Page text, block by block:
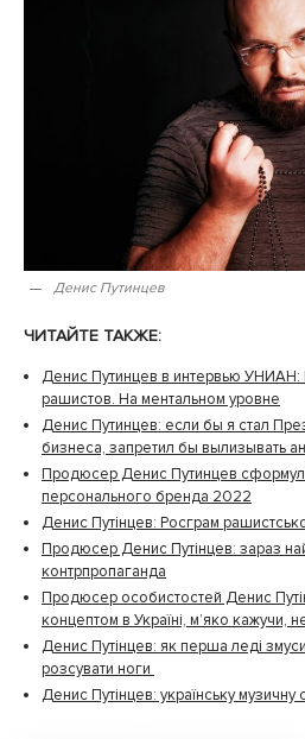
Денис Путинцев
ЧИТАЙТЕ ТАКЖЕ:
Денис Путинцев в интервью
рашистов. На ментальном уровне
Денис Путинцев: если бы я стал
бизнеса, запретил бы вылизывать
Продюсер Денис Путинцев
персонального бренда 2022
Денис Путінцев: Росграм
Продюсер Денис Путінцев: зараз
контрпропаганда
Продюсер особистостей Денис
концептом в Україні, м’яко кажучи,
Денис Путінцев: як перша леді
розсувати ноги
Денис Путінцев: українську музичну